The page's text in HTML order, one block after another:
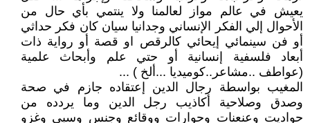
يعيش في عالم مواز لعالمنا ولا ينتمي بأي حال من
الأحوال إلي الفكر الإنساني وجدانيا سيان كان فكر حداثي
أو فن سينمائي إيحائي كالرقص او قصة أو رواية ذات
أبعاد فلسفية إنسانية أو حتي علم وأبحاث علمية
(عواطف ..مشاعر..كوميديا ...ألخ ) ...
المغيب بواسطة رجال الدين إعتقاده جازم في صحة
وصدق وصلاحية أكاذيب رجل الدين وما يردده من
حواديت وعنعنات وحوارات ووقائع وجنس وسبي وغزو